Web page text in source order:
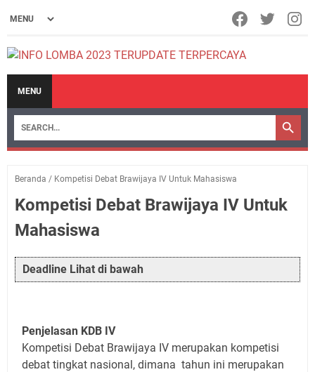
MENU
Beranda / Kompetisi Debat Brawijaya IV Untuk Mahasiswa
Kompetisi Debat Brawijaya IV Untuk
Mahasiswa
Deadline Lihat di bawah
Penjelasan KDB IV
Kompetisi Debat Brawijaya IV merupakan kompetisi
debat tingkat nasional, dimana tahun ini merupakan